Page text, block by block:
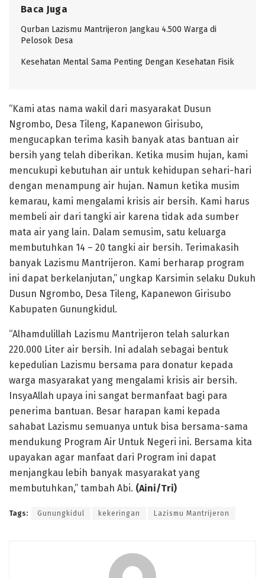
Baca Juga
Qurban Lazismu Mantrijeron Jangkau 4.500 Warga di
Pelosok Desa
Kesehatan Mental Sama Penting Dengan Kesehatan Fisik
“Kami atas nama wakil dari masyarakat Dusun
Ngrombo, Desa Tileng, Kapanewon Girisubo,
mengucapkan terima kasih banyak atas bantuan air
bersih yang telah diberikan. Ketika musim hujan, kami
mencukupi kebutuhan air untuk kehidupan sehari-hari
dengan menampung air hujan. Namun ketika musim
kemarau, kami mengalami krisis air bersih. Kami harus
membeli air dari tangki air karena tidak ada sumber
mata air yang lain. Dalam semusim, satu keluarga
membutuhkan 14 – 20 tangki air bersih. Terimakasih
banyak Lazismu Mantrijeron. Kami berharap program
ini dapat berkelanjutan,” ungkap Karsimin selaku Dukuh
Dusun Ngrombo, Desa Tileng, Kapanewon Girisubo
Kabupaten Gunungkidul.
“Alhamdulillah Lazismu Mantrijeron telah salurkan
220.000 Liter air bersih. Ini adalah sebagai bentuk
kepedulian Lazismu bersama para donatur kepada
warga masyarakat yang mengalami krisis air bersih.
InsyaAllah upaya ini sangat bermanfaat bagi para
penerima bantuan. Besar harapan kami kepada
sahabat Lazismu semuanya untuk bisa bersama-sama
mendukung Program Air Untuk Negeri ini. Bersama kita
upayakan agar manfaat dari Program ini dapat
menjangkau lebih banyak masyarakat yang
membutuhkan,” tambah Abi. (Aini/Tri)
Tags: Gunungkidul kekeringan Lazismu Mantrijeron